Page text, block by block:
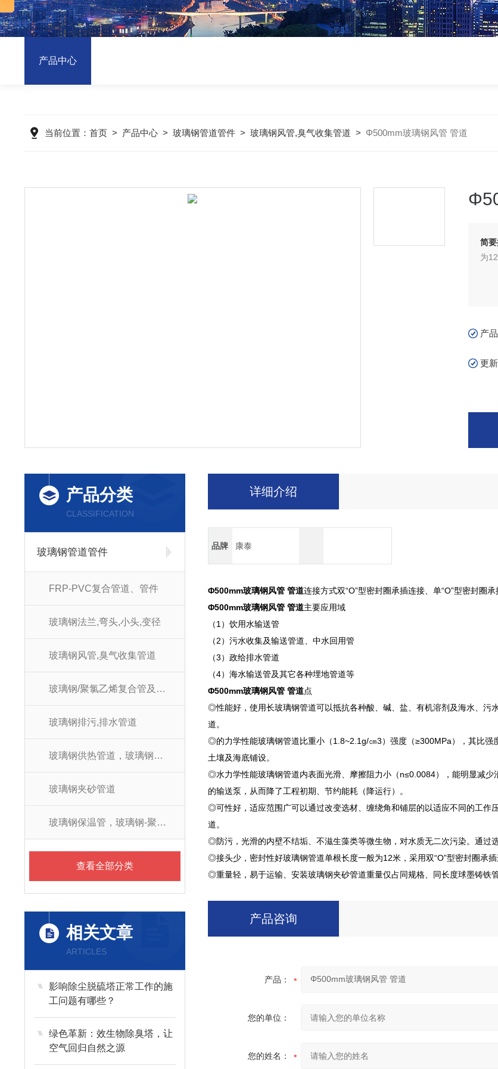
产品中心
当前位置： 首页> 产品中心> 玻璃钢管道管件> 玻璃钢风管,臭气收集管道 > Φ500mm玻璃钢风管 管道
简要
为
产
更
产品分类
CLASSIFICATION
玻璃钢管道管件
FRP-PVC复合管道、管件
玻璃钢法兰,弯头,小头,变径
玻璃钢风管,臭气收集管道
玻璃钢/聚氯乙烯复合管及管件
玻璃钢排污,排水管道
玻璃钢供热管道，玻璃钢供暖管道
玻璃钢夹砂管道
玻璃钢保温管，玻璃钢-聚氨酯防腐保温管
查看全部分类
相关文章
ARTICLES
影响除尘脱硫塔正常工作的施
工问题有哪些？
绿色革新：效生物除臭塔，让
空气回归自然之源
详细介绍
品牌 康泰
Φ500mm玻璃钢风管 管道连接方式双“O”型密封圈承插连接、单“O”型密封圈
Φ500mm玻璃钢风管 管道主要应用域
（1）饮用水输送管
（2）污水收集及输送管道、中水回用管
（3）政给排水管道
（4）海水输送管及其它各种埋地管道等
Φ500mm玻璃钢风管 管道点
◎性能好，使用长玻璃钢管道可以抵抗各种酸、碱、盐、有机溶剂及海水、污
道。
◎的力学性能玻璃钢管道比重小（1.8~2.1g/㎝3）强度（≥300MPa），其比
土壤及海底铺设。
◎水力学性能玻璃钢管道内表面光滑、摩擦阻力小（n≤0.0084），能明显减
的输送泵，从而降了工程初期、节约能耗（降运行）。
◎可性好，适应范围广可以通过改变选材、缠绕角和铺层的以适应不同的工作
道。
◎防污，光滑的内壁不结垢、不滋生藻类等微生物，对水质无二次污染。通过
◎接头少，密封性好玻璃钢管道单根长度一般为12米，采用双“O”型密封圈承
◎重量轻，易于运输、安装玻璃钢夹砂管道重量仅占同规格、同长度球墨铸铁
产品咨询
产品：
您的单位：
您的姓名：